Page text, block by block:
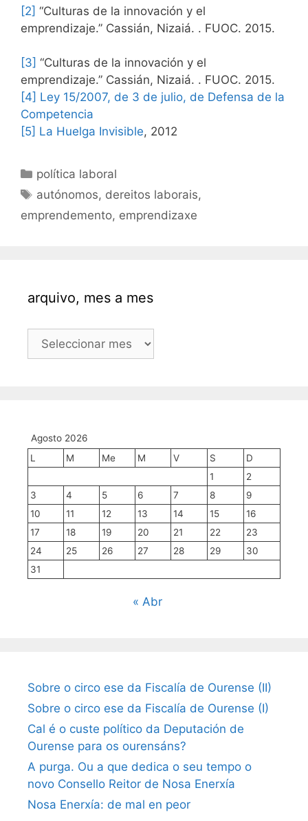
[2] “Culturas de la innovación y el
emprendizaje.” Cassián, Nizaiá. . FUOC. 2015.
[3] “Culturas de la innovación y el
emprendizaje.” Cassián, Nizaiá. . FUOC. 2015.
[4] Ley 15/2007, de 3 de julio, de Defensa de la
Competencia
[5] La Huelga Invisible, 2012
Categorías
política laboral
Etiquetas
autónomos, dereitos laborais,
emprendemento, emprendizaxe
arquivo, mes a mes
arquivo,
Agosto 2026
L
M Me M V S
D
1
2
3
4 5 6 7 8
9
10
11 12 13 14 15
16
17
18 19 20 21 22
23
24
25 26 27 28 29
30
31
« Abr
Sobre o circo ese da Fiscalía de Ourense (II)
Sobre o circo ese da Fiscalía de Ourense (I)
Cal é o custe político da Deputación de
Ourense para os ourensáns?
A purga. Ou a que dedica o seu tempo o
novo Consello Reitor de Nosa Enerxía
Nosa Enerxía: de mal en peor